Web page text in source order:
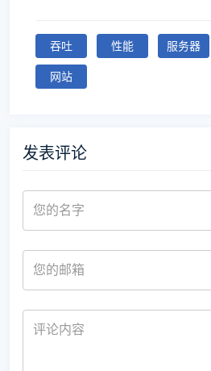
吞吐 性能 服务器
网站
发表评论